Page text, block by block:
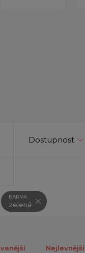
Dostupnost
BARVA
zelená
Nejlevnější